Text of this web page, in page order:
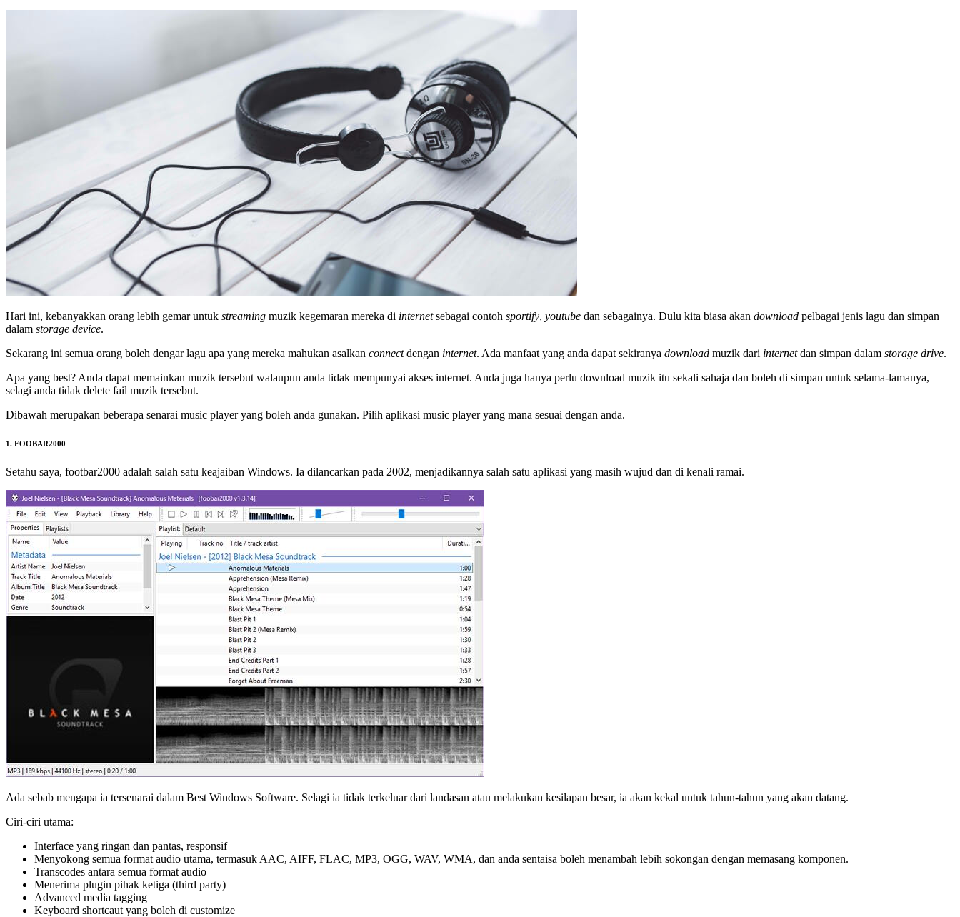
Hari ini, kebanyakkan orang lebih gemar untuk streaming muzik kegemaran mereka di internetsebagai contoh sportify, youtube dan sebagainya. Dulu kita biasa akan download pelbagai jenis lagu dan simpan
dalam storage device.
Sekarang ini semua orang boleh dengar lagu apa yang mereka mahukan asalkan connectdengan internet. Ada manfaat yang anda dapat sekiranya download muzik dari internetdan simpan dalam storage drive.
Apa yang best? Anda dapat memainkan muzik tersebut walaupun anda tidak mempunyai akses internet. Anda juga hanya perlu download muzik itu sekali sahaja dan boleh di simpan untuk selama-lamanya,
selagi anda tidak delete fail muzik tersebut.
Dibawah merupakan beberapa senarai music player yang boleh anda gunakan. Pilih aplikasi music player yang mana sesuai dengan anda.
1. FOOBAR2000
Setahu saya, footbar2000 adalah salah satu keajaiban Windows. Ia dilancarkan pada 2002, menjadikannya salah satu aplikasi yang masih wujud dan di kenali ramai.
Ada sebab mengapa ia tersenarai dalam Best Windows Software. Selagi ia tidak terkeluar dari landasan atau melakukan kesilapan besar, ia akan kekal untuk tahun-tahun yang akan datang.
Ciri-ciri utama:
Interface yang ringan dan pantas, responsif
Menyokong semua format audio utama, termasuk AAC, AIFF, FLAC, MP3, OGG, WAV, WMA, dan anda sentaisa boleh menambah lebih sokongan dengan memasang komponen.
Transcodes antara semua format audio
Menerima plugin pihak ketiga (third party)
Advanced media tagging
Keyboard shortcaut yang boleh di customize